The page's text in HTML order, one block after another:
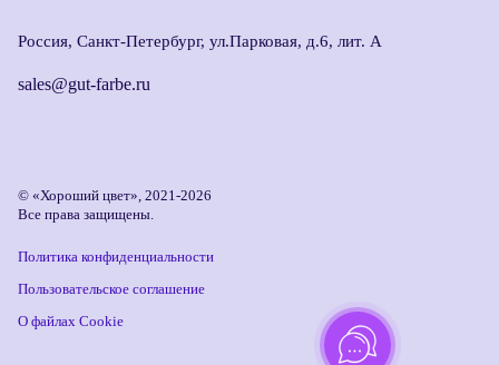
Россия, Санкт-Петербург, ул.Парковая, д.6, лит. А
sales@gut-farbe.ru
© «Хороший цвет», 2021-2026
Все права защищены.
Политика конфиденциальности
Пользовательское соглашение
О файлах Cookie